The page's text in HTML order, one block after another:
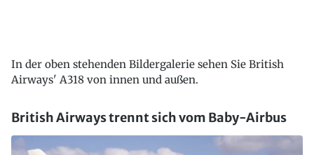
In der oben stehenden Bildergalerie sehen Sie British
Airways' A318 von innen und außen.
British Airways trennt sich vom Baby-Airbus